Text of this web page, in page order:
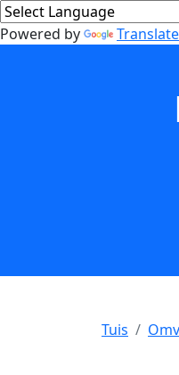
Powered by Translate
Tuis